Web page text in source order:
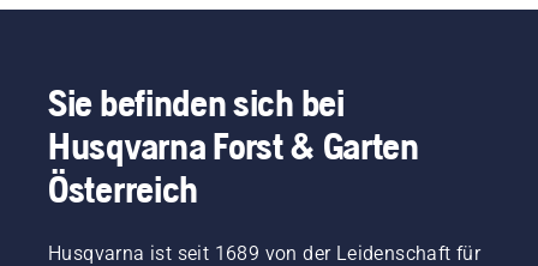
Sie befinden sich bei
Husqvarna Forst & Garten
Österreich
Husqvarna ist seit 1689 von der Leidenschaft für